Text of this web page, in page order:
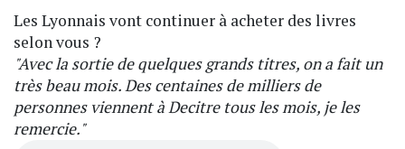
Les Lyonnais vont continuer à acheter des livres
selon vous ?
"Avec la sortie de quelques grands titres, on a fait un
très beau mois. Des centaines de milliers de
personnes viennent à Decitre tous les mois, je les
remercie."